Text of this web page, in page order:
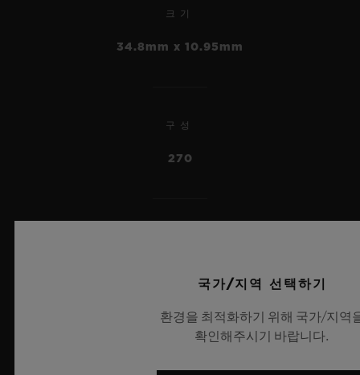
빅뱅
EUR 27,000
투르비용 오토매틱 네온
크기
34.8mm x 10.95mm
구성
270
국가/지역 선택하기
환경을 최적화하기 위해 국가/지역
확인해주시기 바랍니다.